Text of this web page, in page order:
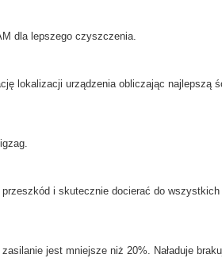
dla lepszego czyszczenia.
lokalizacji urządzenia obliczając najlepszą
.
i skutecznie docierać do wszystkich
zasilanie jest mniejsze niż 20%. Naładuje